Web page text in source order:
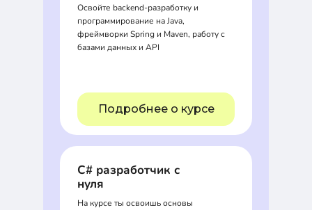
Освойте backend-разработку и
программирование на Java,
фреймворки Spring и Maven, работу с
базами данных и API
Подробнее о курсе
C# разработчик с
нуля
На курсе ты освоишь основы